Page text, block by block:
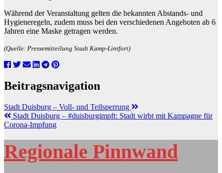
Während der Veranstaltung gelten die bekannten Abstands- und
Hygieneregeln, zudem muss bei den verschiedenen Angeboten ab 6
Jahren eine Maske getragen werden.
(Quelle: Pressemitteilung Stadt Kamp-Lintfort)
Beitragsnavigation
Stadt Duisburg – Voll- und Teilsperrung
Stadt Duisburg – #duisburgimpft: Stadt wirbt mit Kampagne für
Corona-Impfung
Regionale Pinnwand